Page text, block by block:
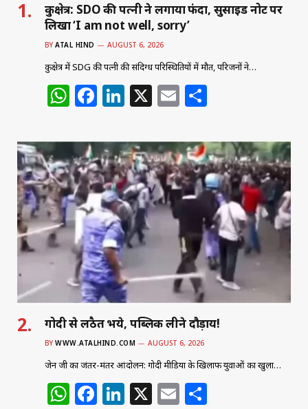
कुरुक्षेत्र: SDO की पत्नी ने लगाया फंदा, सुसाइड नोट पर
लिखा ‘I am not well, sorry’
BY ATAL HIND AUGUST 6, 2026
कुरुक्षेत्र में SDG की पत्नी की संदिग्ध परिस्थितियों में मौत, परिजनों ने…
W
at
s
A
p
p
F
c
e
b
o
o
k
Li
k
e
dI
n
X E
ai
l
ar
e
गोदी से लठैत भये, पब्लिक लीने दौड़ाय!
BY WWW.ATALHIND.COM AUGUST 6, 2026
जेन जी का जंतर-मंतर आंदोलन: गोदी मीडिया के खिलाफ युवाओं का खुला…
W F Li X E